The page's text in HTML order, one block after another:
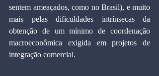
sentem ameaçados, como no Brasil), e muito
mais pelas dificuldades intrínsecas da
obtenção de um mínimo de coordenação
macroeconômica exigida em projetos de
integração comercial.